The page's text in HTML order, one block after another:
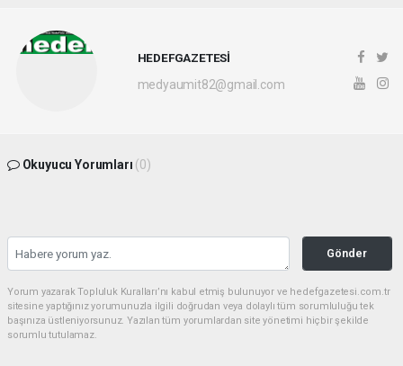
HEDEFGAZETESİ
medyaumit82@gmail.com
Okuyucu Yorumları (0)
Gönder
Yorum yazarak Topluluk Kuralları’nı kabul etmiş bulunuyor ve hedefgazetesi.com.tr
sitesine yaptığınız yorumunuzla ilgili doğrudan veya dolaylı tüm sorumluluğu tek
başınıza üstleniyorsunuz. Yazılan tüm yorumlardan site yönetimi hiçbir şekilde
sorumlu tutulamaz.